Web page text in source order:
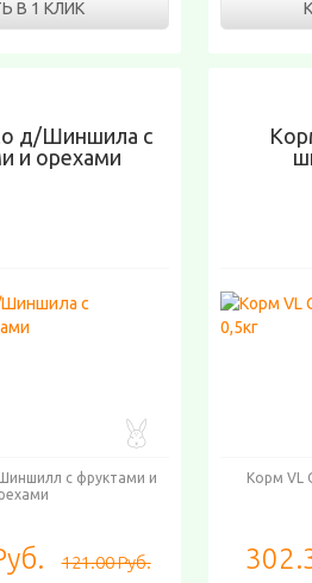
В 1 КЛИК
д/Шиншила с
и орехами
с фруктами и
121.00 Руб.
Корм VL